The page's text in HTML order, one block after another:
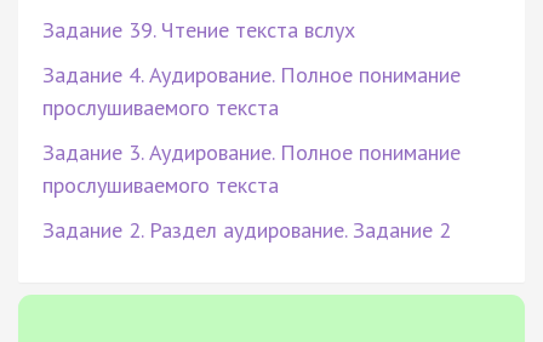
Задание 39. Чтение текста вслух
Задание 4. Аудирование. Полное понимание
прослушиваемого текста
Задание 3. Аудирование. Полное понимание
прослушиваемого текста
Задание 2. Раздел аудирование. Задание 2